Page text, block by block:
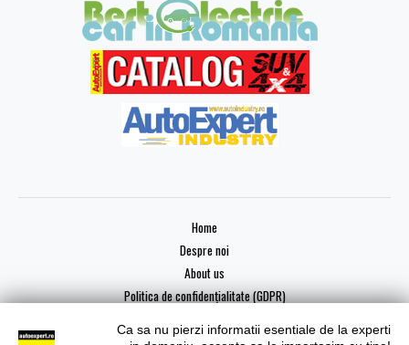
Home
Despre noi
About us
Politica de confidențialitate (GDPR)
Ca sa nu pierzi informatii esentiale de la experti